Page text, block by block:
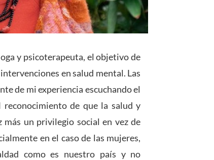
y psicoterapeuta, el objetivo de
en salud mental. Las
de mi experiencia escuchando el
de que la salud y
más un privilegio social en vez de
en el caso de las mujeres,
como es nuestro país y no